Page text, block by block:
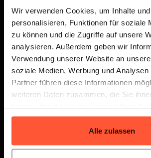
Wir verwenden Cookies, um Inhalte
personalisieren, Funktionen für soziale
zu können und die Zugriffe auf unsere
analysieren. Außerdem geben wir
Verwendung unserer Website an
soziale Medien, Werbung und
Partner führen diese Informationen
weiteren Daten zusammen, die Sie
gesammelt haben.
Alle zulassen
NEWS 6 MIN BY MARTIN JEZY